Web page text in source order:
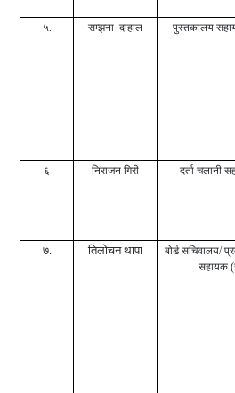
५.
सम्झना दाहाल पुस्तकालय
६
निराजन गिरी दर्ता चलानी
७. तिलोचन थापा बोर्ड सचिवालय/
सहायक